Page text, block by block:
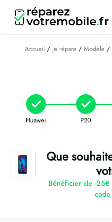
contenu
Accueil / Je répare / Modèle /
Huawei P20
Que
Bénéficier de -
code